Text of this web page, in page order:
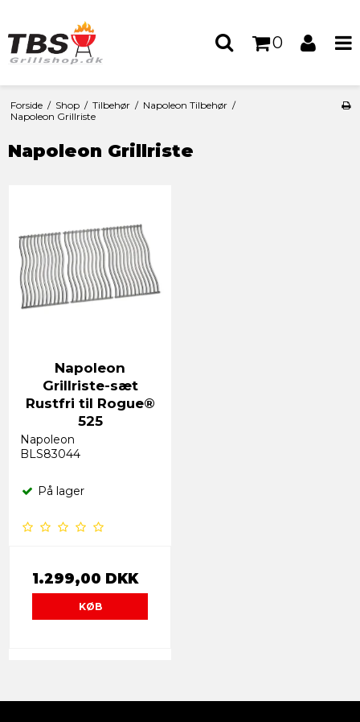
0
Forside / Shop / Tilbehør / Napoleon Tilbehør /
Napoleon Grillriste
Napoleon Grillriste
Napoleon
Grillriste-sæt
Rustfri til Rogue®
525
Napoleon
BLS83044
På lager
1.299,00 DKK
KØB